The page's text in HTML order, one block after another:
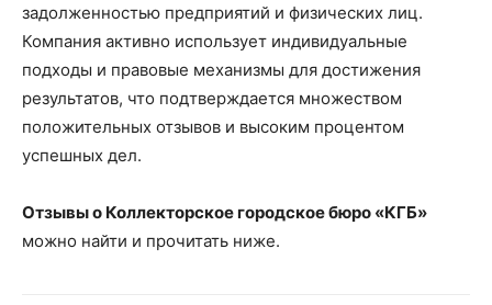
задолженностью предприятий и физических лиц.
Компания активно использует индивидуальные
подходы и правовые механизмы для достижения
результатов, что подтверждается множеством
положительных отзывов и высоким процентом
успешных дел.
Отзывы о Коллекторское городское бюро «КГБ»
можно найти и прочитать ниже.